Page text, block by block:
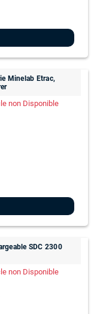
Minelab Etrac,
non Disponible
SDC 2300
non Disponible